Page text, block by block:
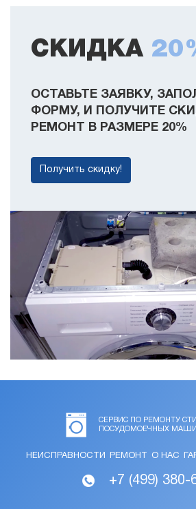
СКИДКА
ОСТАВЬТЕ ЗАЯВКУ,
ФОРМУ, И ПОЛУЧИТЕ
РЕМОНТ В РАЗМЕРЕ 20%
Получить скидку!
СЕРВИС ПО РЕМОНТУ
ПОСУДОМОЕЧНЫХ
НЕИСПРАВНОСТИ РЕМОНТ О НАС
+7 (499) 380-